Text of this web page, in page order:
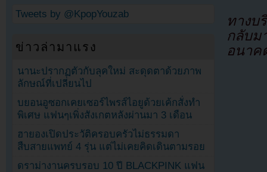
ทางบ
กลับม
อนาค
Tweets by @KpopYouzab
ข่าวล่ามาแรง
นานะปรากฏตัวกับลุคใหม่ สะดุดตาด้วยภาพ
ลักษณ์ที่เปลี่ยนไป
บยอนอูซอกเคยเซอร์ไพรส์ไอยูด้วยเค้กสั่งทำ
พิเศษ แฟนๆเพิ่งสังเกตหลังผ่านมา 3 เดือน
ฮายองเปิดประวัติครอบครัวไม่ธรรมดา
สืบสายแพทย์ 4 รุ่น แต่ไม่เคยคิดเดินตามรอย
ดราม่างานครบรอบ 10 ปี BLACKPINK แฟน